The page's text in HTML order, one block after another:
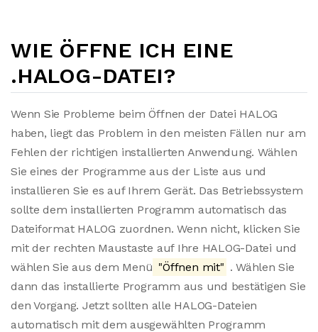
WIE ÖFFNE ICH EINE
.HALOG-DATEI?
Wenn Sie Probleme beim Öffnen der Datei HALOG
haben, liegt das Problem in den meisten Fällen nur am
Fehlen der richtigen installierten Anwendung. Wählen
Sie eines der Programme aus der Liste aus und
installieren Sie es auf Ihrem Gerät. Das Betriebssystem
sollte dem installierten Programm automatisch das
Dateiformat HALOG zuordnen. Wenn nicht, klicken Sie
mit der rechten Maustaste auf Ihre HALOG-Datei und
wählen Sie aus dem Menü "Öffnen mit" . Wählen Sie
dann das installierte Programm aus und bestätigen Sie
den Vorgang. Jetzt sollten alle HALOG-Dateien
automatisch mit dem ausgewählten Programm